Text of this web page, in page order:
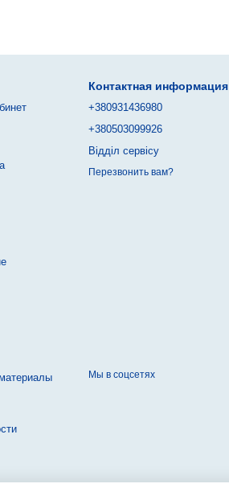
Контактная информация
+380931436980
+380503099926
Відділ сервісу
Перезвонить вам?
Мы в соцсетях